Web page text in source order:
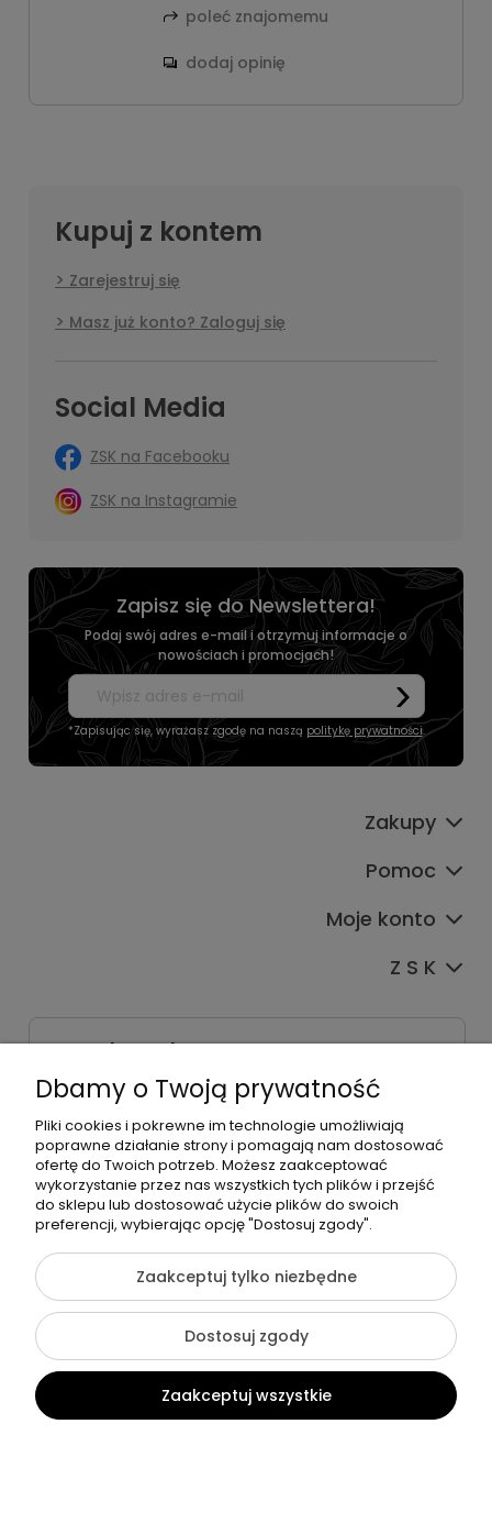
poleć znajomemu
dodaj opinię
Kupuj z kontem
Zarejestruj się
Masz już konto? Zaloguj się
Social Media
ZSK na Facebooku
ZSK na Instagramie
Zapisz się do Newslettera!
Podaj swój adres e-mail i otrzymuj informacje o
nowościach i promocjach!
*Zapisując się, wyrażasz zgodę na naszą politykę prywatności.
Zakupy
Pomoc
Moje konto
Z S K
Dane kontaktowe
Adres:
18A 59-230 Prochowice
Numer NIP:
1181638734
Telefon:
518358020
Szablon Flex byEcommercy
Dbamy o Twoją prywatność
Pliki cookies i pokrewne im technologie umożliwiają
poprawne działanie strony i pomagają nam dostosować
ofertę do Twoich potrzeb. Możesz zaakceptować
wykorzystanie przez nas wszystkich tych plików i przejść
do sklepu lub dostosować użycie plików do swoich
preferencji, wybierając opcję "Dostosuj zgody".
Zaakceptuj tylko niezbędne
Dostosuj zgody
Zaakceptuj wszystkie